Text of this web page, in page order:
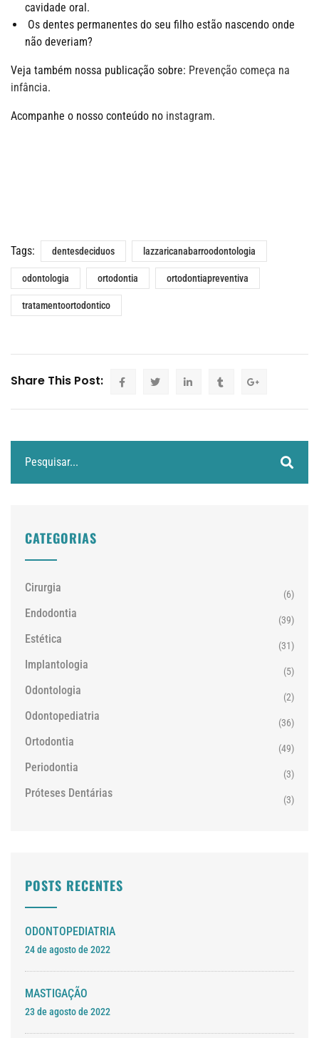
cavidade oral.
Os dentes permanentes do seu filho estão nascendo onde
não deveriam?
Veja também nossa publicação sobre: Prevenção começa na
infância.
Acompanhe o nosso conteúdo no instagram.
Tags: dentesdeciduos lazzaricanabarroodontologia
odontologia ortodontia ortodontiapreventiva
tratamentoortodontico
Share This Post:
CATEGORIAS
Cirurgia (6)
Endodontia (39)
Estética (31)
Implantologia (5)
Odontologia (2)
Odontopediatria (36)
Ortodontia (49)
Periodontia (3)
Próteses Dentárias (3)
POSTS RECENTES
ODONTOPEDIATRIA
24 de agosto de 2022
MASTIGAÇÃO
23 de agosto de 2022